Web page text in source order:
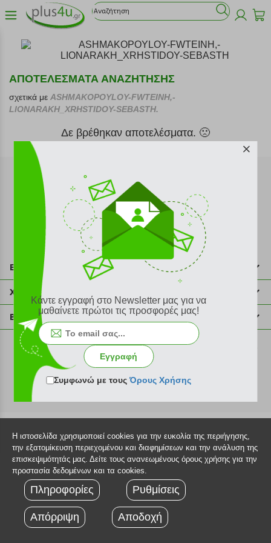
ΑΠΟΤΕΛΕΣΜΑΤΑ ΑΝΑΖΗΤΗΣΗΣ
σχετικά με ASHMAKOPOYLOY-FWTEINH,-
LIONARAKH_XRHSTIDOY-SEBASTH.
Δε βρέθηκαν αποτελέσματα. 🙁
Εγγραφή στο newsletter
Επικοινωνία
211 2000 700
info@plus4u.gr
Χρήσιμες πληροφορίες
Η εταιρία
Σημεία παραλαβής
Ευκαιρίες καριέρας
Όροι χρήσης
Sitemap
FAQ
Βοήθεια
Εξέλιξη παραγγελίας
Τρόποι παραγγελίας
Τρόποι πληρωμής
Τρόποι αποστολής
©2026 Plus4u.gr
Κάντε εγγραφή στο Newsletter μας για να
μαθαίνετε πρώτοι τις προσφορές μας!
Εγγραφή
Συμφωνώ με τουςΌρους Χρήσης
Η ιστοσελίδα χρησιμοποιεί cookies για την ευκολία της περιήγησης,
την εξατομίκευση περιεχομένου και διαφημίσεων και την ανάλυση της
επισκεψιμότητάς μας. Δείτε τους ανανεωμένους όρους χρήσης για την
προστασία δεδομένων και τα cookies.
Πληροφορίες Ρυθμίσεις
Απόρριψη Αποδοχή